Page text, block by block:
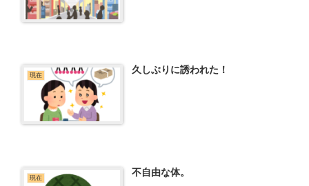
現在 久しぶりに誘われた！
現在 不自由な体。